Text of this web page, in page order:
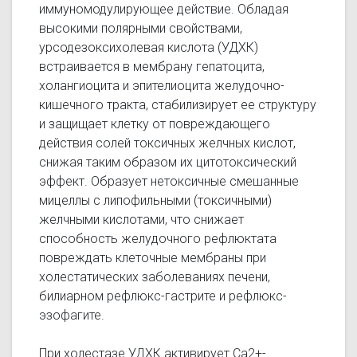
иммуномодулирующее действие. Обладая
высокими полярными свойствами,
урсодезоксихолевая кислота (УДХК)
встраивается в мембрану гепатоцита,
холангиоцита и эпителиоцита желудочно-
кишечного тракта, стабилизирует ее структуру
и защищает клетку от повреждающего
действия солей токсичных желчных кислот,
снижая таким образом их цитотоксический
эффект. Образует нетоксичные смешанные
мицеллы с липофильными (токсичными)
желчными кислотами, что снижает
способность желудочного рефлюктата
повреждать клеточные мембраны при
холестатических заболеваниях печени,
билиарном рефлюкс-гастрите и рефлюкс-
эзофагите.
При холестазе УДХК активирует Са2+-